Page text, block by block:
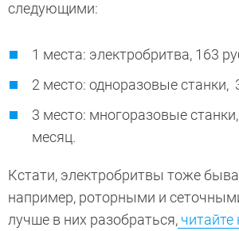
следующими:
1 места: электробритва, 163
2 место: одноразовые станки,
3 место: многоразовые
месяц.
Кстати, электробритвы тоже
например, роторными и
лучше в них разобраться,